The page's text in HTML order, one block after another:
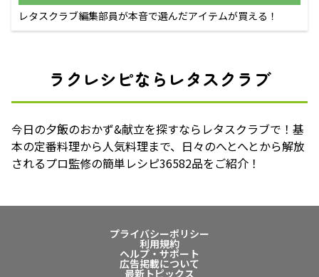
レタスクラブ編集部員が本音で選んだアイテムが買える！
ラクレシピならレタスクラブ
今日の夕飯のおかず&献立を探すならレタスクラブで！基
本の定番料理から人気料理まで、日々のへとへとから解放
されるプロ監修の簡単レシピ36582品をご紹介！
プライバシーポリシー
利用規約
ヘルプ・サポート
広告掲載について
最新トピックス